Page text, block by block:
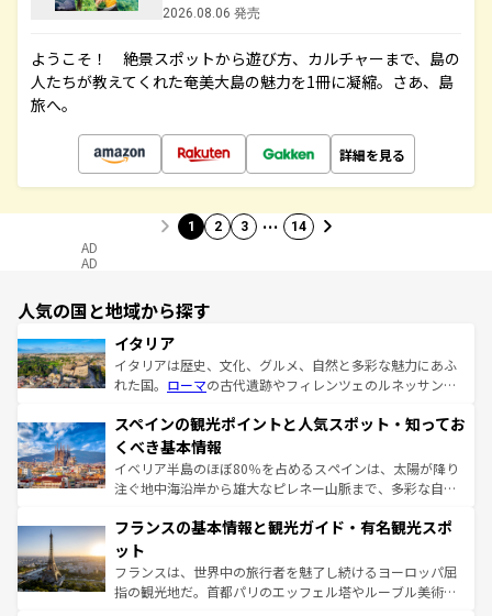
2026.08.06 発売
ようこそ！ 絶景スポットから遊び方、カルチャーまで、島の
人たちが教えてくれた奄美大島の魅力を1冊に凝縮。さあ、島
旅へ。
詳細を見る
1 2 3 … 14
AD
AD
人気の国と地域から探す
イタリア
イタリアは歴史、文化、グルメ、自然と多彩な魅力にあふ
れた国。 ローマの古代遺跡やフィレンツェのルネッサンス
ろん、トスカーナの美しい田園風景やアマルフィ海岸の絶
景など、自然景観も見逃せない。観光の合間には、本場の
ピザやパスタなど、絶品のイタリア料理を堪能することも
できる。朝目覚めてから夜眠るまで、すべての瞬間を楽し
なお、新着のイタリア情報はコンテンツ一覧を参照してほ
しい。
スペインの観光ポイントと人気スポット・知ってお
くべき基本情報
イベリア半島のほぼ80％を占めるスペインは、太陽が降り
注ぐ地中海沿岸から雄大なピレネー山脈まで、多彩な自然
文化が根付くこの国では、情熱的なフラメンコ、熱気あふ
れる闘牛、そして美味しいタパスが生活の一部となってい
る。首都マドリードの洗練された雰囲気や、バルセロナの
アートに溢れた街角から、地方では古代ローマ遺跡や中世
フランスの基本情報と観光ガイド・有名観光スポ
ット
フランスは、世界中の旅行者を魅了し続けるヨーロッパ屈
指の観光地だ。首都パリのエッフェル塔やルーブル美術館